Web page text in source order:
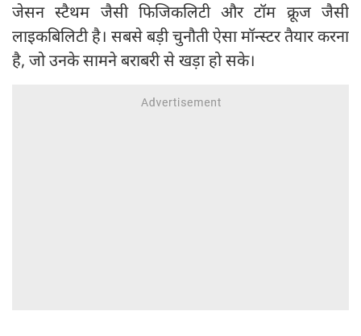
जेसन स्टैथम जैसी फिजिकलिटी और टॉम क्रूज जैसी
लाइकबिलिटी है। सबसे बड़ी चुनौती ऐसा मॉन्स्टर तैयार करना
है, जो उनके सामने बराबरी से खड़ा हो सके।